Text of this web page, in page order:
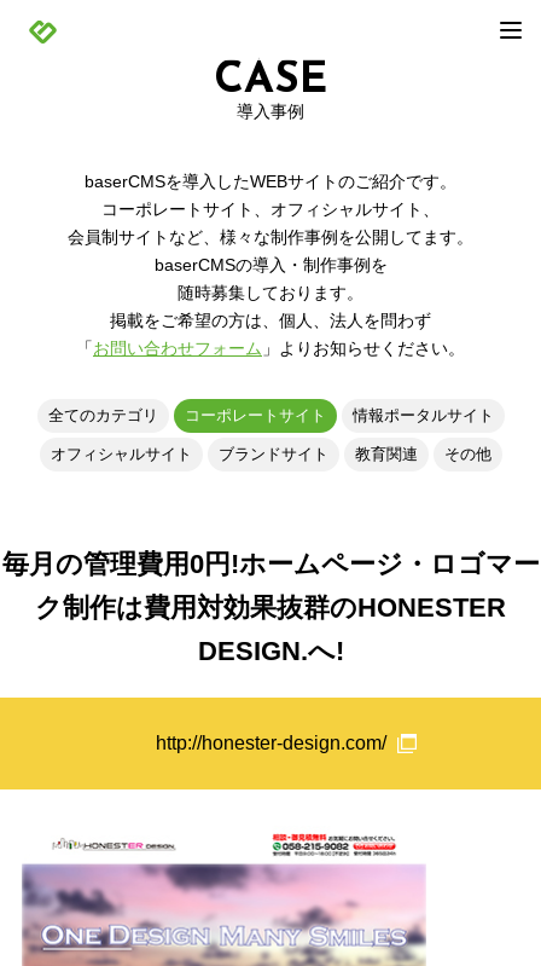
CASE
導入事例
baserCMSを導入したWEBサイトのご紹介です。
コーポレートサイト、オフィシャルサイト、
会員制サイトなど、様々な制作事例を公開してます。
baserCMSの導入・制作事例を
随時募集しております。
掲載をご希望の方は、個人、法人を問わず
「お問い合わせフォーム 」よりお知らせください。
全てのカテゴリ コーポレートサイト 情報ポータルサイト
オフィシャルサイト ブランドサイト 教育関連 その他
毎月の管理費用0円!ホームページ・ロゴマー
ク制作は費用対効果抜群のHONESTER
DESIGN.へ!
http://honester-design.com/